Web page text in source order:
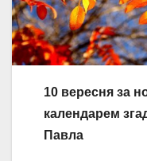
10 вересня за
календарем
Павла